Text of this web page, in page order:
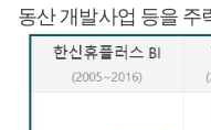
동산 개발사업 등을 주